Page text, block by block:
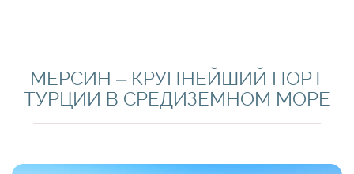
МЕРСИН – КРУПНЕЙШИЙ ПОРТ
ТУРЦИИ В СРЕДИЗЕМНОМ МОРЕ